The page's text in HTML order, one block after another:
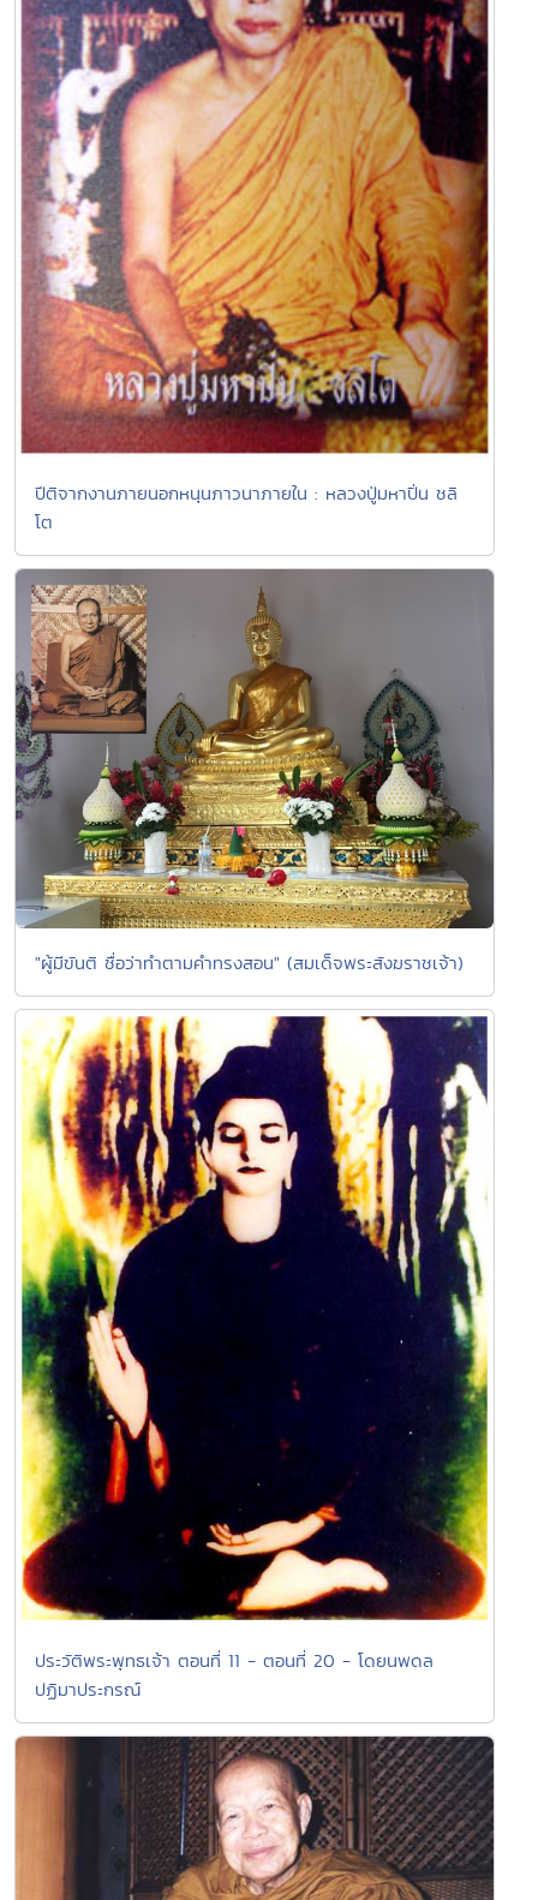
ปีติจากงานภายนอกหนุนภาวนาภายใน : หลวงปู่มหาปิ่น ชลิ
โต
"ผู้มีขันติ ชื่อว่าทำตามคำทรงสอน" (สมเด็จพระสังฆราชเจ้า)
ประวัติพระพุทธเจ้า ตอนที่ 11 - ตอนที่ 20 - โดยนพดล
ปฏิมาประกรณ์